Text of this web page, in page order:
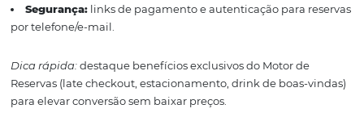
hospitalidade. Ele integra disponibilidade, tarifas,
meios de pagamento, sustentando a consistência com
Conversão:UX rápido no mobile, calendário claro,